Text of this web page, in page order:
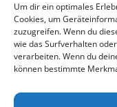
Um dir ein optimales
Cookies, um
zuzugreifen. Wenn du
wie das Surfverhalten
verarbeiten. Wenn du
können bestimmte
um den Kauf